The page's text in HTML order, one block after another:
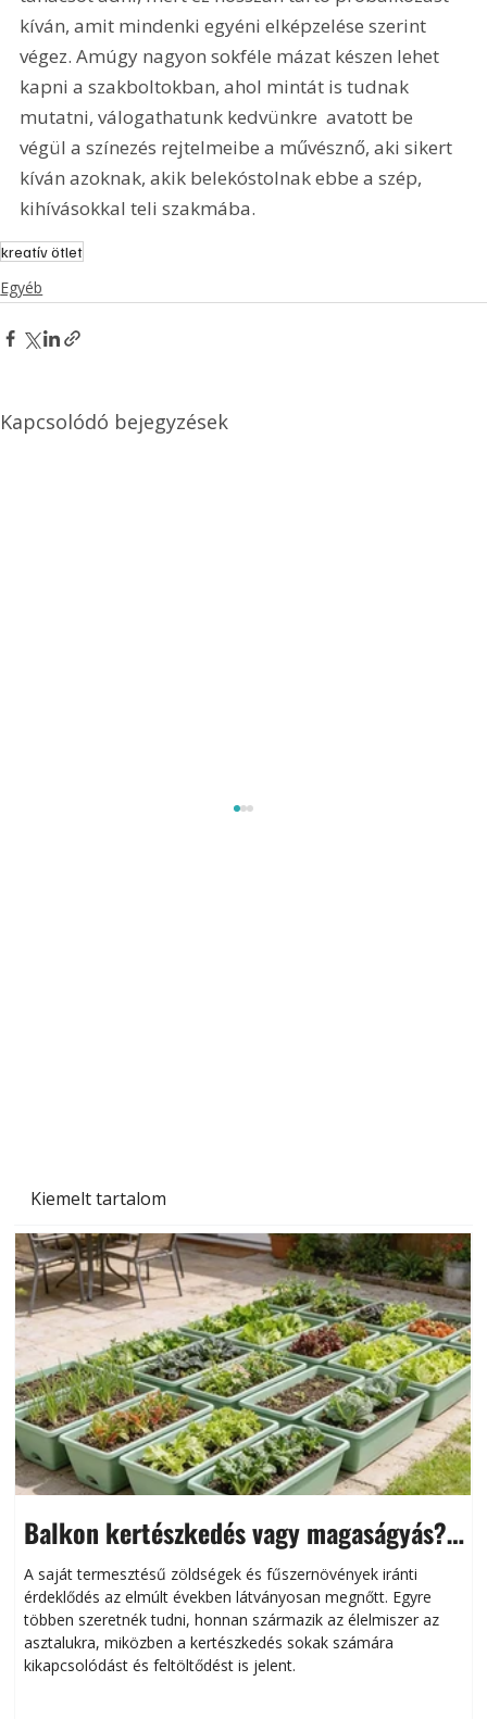
Kiemelt tartalom
Balkon kertészkedés vagy magaságyás?
Helytakarékos kertészkedés
A saját termesztésű zöldségek és fűszernövények iránti
érdeklődés az elmúlt években látványosan megnőtt. Egyre
többen szeretnék tudni, honnan származik az élelmiszer az
asztalukra, miközben a kertészkedés sokak számára
kikapcsolódást és feltöltődést is jelent.
kíván, amit mindenki egyéni elképzelése szerint
végez. Amúgy nagyon sokféle mázat készen lehet
kapni a szakboltokban, ahol mintát is tudnak
mutatni, válogathatunk kedvünkre  avatott be
végül a színezés rejtelmeibe a művésznő, aki sikert
kíván azoknak, akik belekóstolnak ebbe a szép,
kihívásokkal teli szakmába.
kreatív ötlet
Egyéb
Kapcsolódó bejegyzések